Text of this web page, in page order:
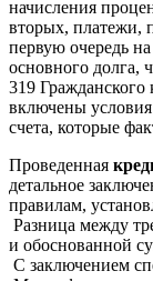
начисления
вторых, платежи,
первую очередь
основного долга,
319 Гражданского
включены
счета, которые
Проведенная
детальное
правилам,
Разница между
и обоснованной
С заключением